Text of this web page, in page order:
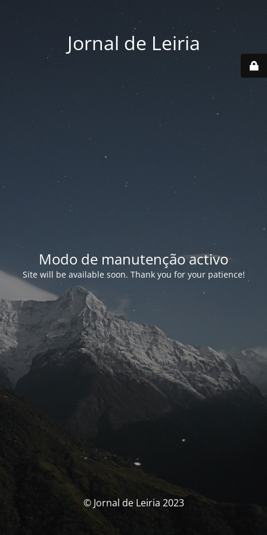
Jornal de Leiria
Modo de manutenção activo
Site will be available soon. Thank you for your patience!
© Jornal de Leiria 2023